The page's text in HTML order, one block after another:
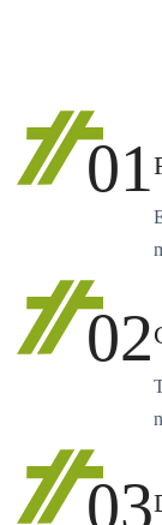
01
02
03